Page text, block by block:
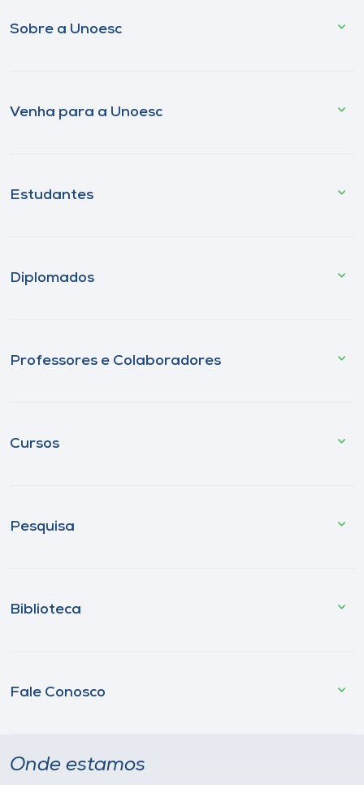
Sobre a Unoesc
Venha para a Unoesc
Estudantes
Diplomados
Professores e Colaboradores
Cursos
Pesquisa
Biblioteca
Fale Conosco
Onde estamos